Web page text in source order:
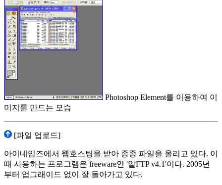
Photoshop Element를 이용하여 이
미지를 만드는 모습
[파일 업로드]
아이네임즈에서 웹호스팅을 받아 종종 파일을 올리고 있다. 이
때 사용하는 프로그램은 freeware인 '알FTP v4.1'이다. 2005년
부터 업그래이드 없이 잘 돌아가고 있다.